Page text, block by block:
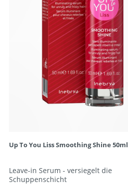
Up To You Liss Smoothing Shine 50ml
Leave-in Serum - versiegelt die
Schuppenschicht